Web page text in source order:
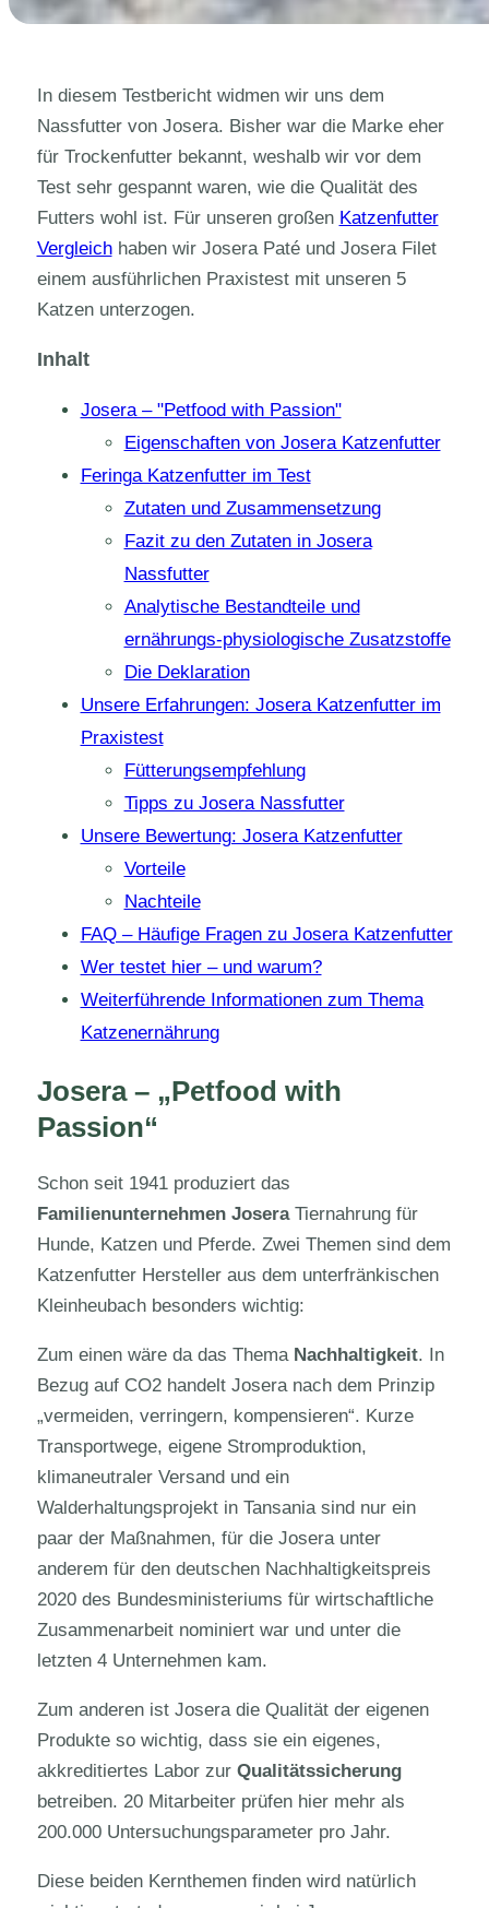
In diesem Testbericht widmen wir uns dem
Nassfutter von Josera. Bisher war die Marke eher
für Trockenfutter bekannt, weshalb wir vor dem
Test sehr gespannt waren, wie die Qualität des
Futters wohl ist. Für unseren großen Katzenfutter
Vergleichhaben wir Josera Paté und Josera Filet
einem ausführlichen Praxistest mit unseren 5
Katzen unterzogen.
Inhalt
Josera – "Petfood with Passion"
Eigenschaften von Josera Katzenfutter
Feringa Katzenfutter im Test
Zutaten und Zusammensetzung
Fazit zu den Zutaten in Josera
Nassfutter
Analytische Bestandteile und
ernährungs-physiologische Zusatzstoffe
Die Deklaration
Unsere Erfahrungen: Josera Katzenfutter im
Praxistest
Fütterungsempfehlung
Tipps zu Josera Nassfutter
Unsere Bewertung: Josera Katzenfutter
Vorteile
Nachteile
FAQ – Häufige Fragen zu Josera Katzenfutter
Wer testet hier – und warum?
Weiterführende Informationen zum Thema
Katzenernährung
Josera – „Petfood with
Passion“
Schon seit 1941 produziert das
Familienunternehmen JoseraTiernahrung für
Hunde, Katzen und Pferde. Zwei Themen sind dem
Katzenfutter Hersteller aus dem unterfränkischen
Kleinheubach besonders wichtig:
Zum einen wäre da das Thema Nachhaltigkeit. In
Bezug auf CO2 handelt Josera nach dem Prinzip
„vermeiden, verringern, kompensieren“. Kurze
Transportwege, eigene Stromproduktion,
klimaneutraler Versand und ein
Walderhaltungsprojekt in Tansania sind nur ein
paar der Maßnahmen, für die Josera unter
anderem für den deutschen Nachhaltigkeitspreis
2020 des Bundesministeriums für wirtschaftliche
Zusammenarbeit nominiert war und unter die
letzten 4 Unternehmen kam.
Zum anderen ist Josera die Qualität der eigenen
Produkte so wichtig, dass sie ein eigenes,
akkreditiertes Labor zur Qualitätssicherung
betreiben. 20 Mitarbeiter prüfen hier mehr als
200.000 Untersuchungsparameter pro Jahr.
Diese beiden Kernthemen finden wird natürlich